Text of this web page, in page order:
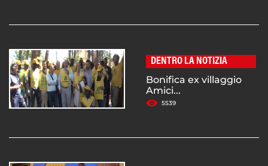
DENTRO LA NOTIZIA
Bonifica ex villaggio
Amici...
5539